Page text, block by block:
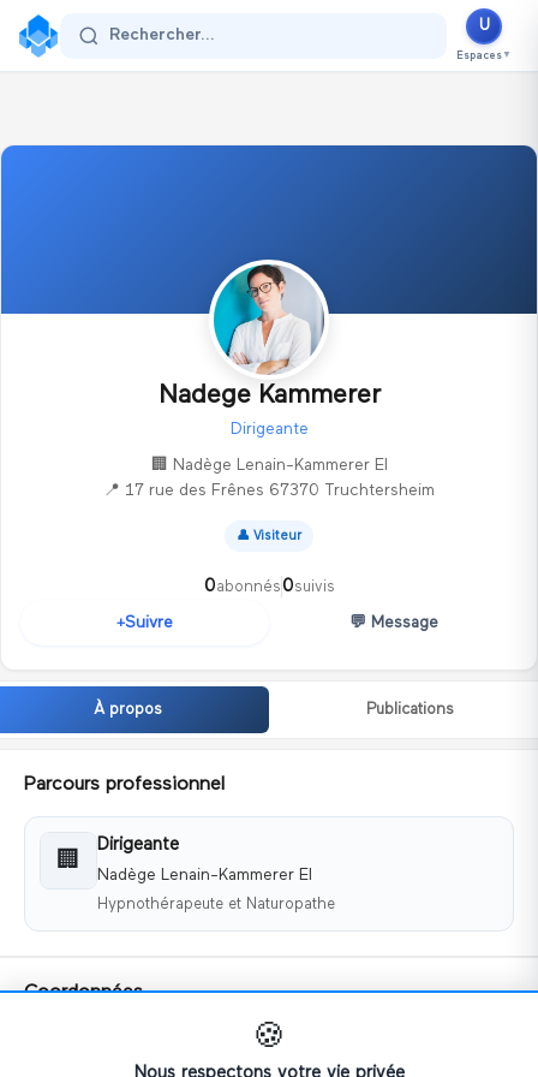
Se connecter
Rechercher...
U
Espaces ▼
Nadege Kammerer
Dirigeante
🏢
Nadège Lenain-Kammerer EI
📍 17 rue des Frênes 67370 Truchtersheim
👤 Visiteur
0abonnés0suivis
+Suivre 💬 Message
À propos Publications
Parcours professionnel
🏢
Dirigeante
Nadège Lenain-Kammerer EI
Hypnothérapeute et Naturopathe
Coordonnées
contact@nadegelenainkammerer.fr
+33646191651
🍪
Nous respectons votre vie privée